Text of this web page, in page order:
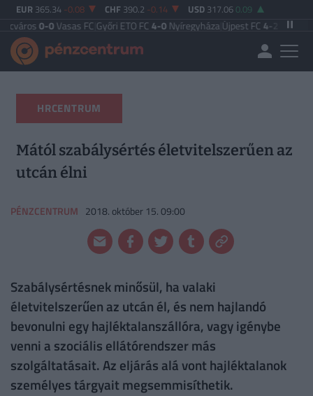
EUR 365.34 -0.08 CHF 390.2 -0.14 USD 317.06 0.09
Vasas FC|Győri ETO FC4-0Nyíregyháza |Újpest FC4-2Debreceni VSC|
HRCENTRUM
Mától szabálysértés életvitelszerűen az
utcán élni
PÉNZCENTRUM 2018. október 15. 09:00
Szabálysértésnek minősül, ha valaki
életvitelszerűen az utcán él, és nem hajlandó
bevonulni egy hajléktalanszállóra, vagy igénybe
venni a szociális ellátórendszer más
szolgáltatásait. Az eljárás alá vont hajléktalanok
személyes tárgyait megsemmisíthetik.